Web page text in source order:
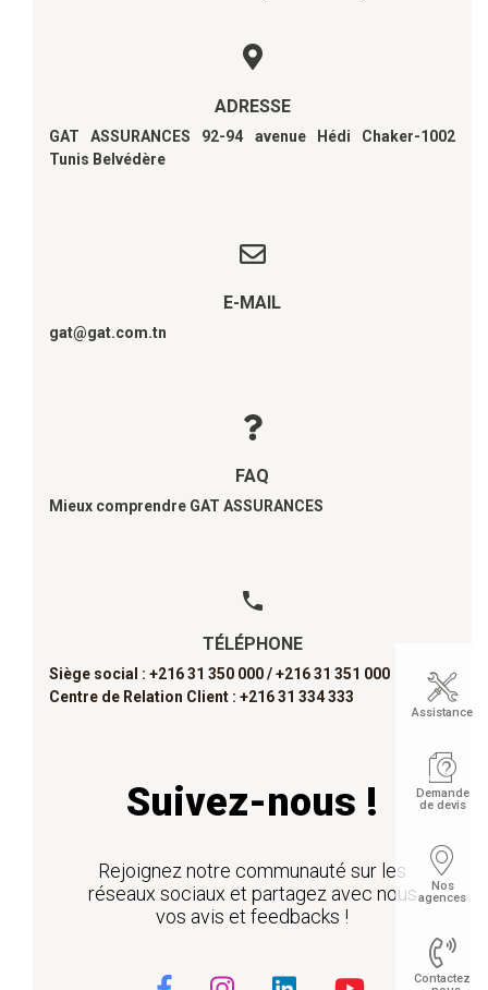
ADRESSE
GAT ASSURANCES 92-94 avenue Hédi Chaker-1002
Tunis Belvédère
E-MAIL
gat@gat.com.tn
FAQ
Mieux comprendre GAT ASSURANCES
TÉLÉPHONE
Siège social : +216 31 350 000 /+216 31 351 000
Centre de Relation Client : +216 31 334 333
Suivez-nous !
Rejoignez notre communauté sur les
réseaux sociaux et partagez avec nous
vos avis et feedbacks !
Assistance
Demande
de devis
Nos
agences
Contactez